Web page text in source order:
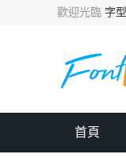
歡迎光臨 字
首頁